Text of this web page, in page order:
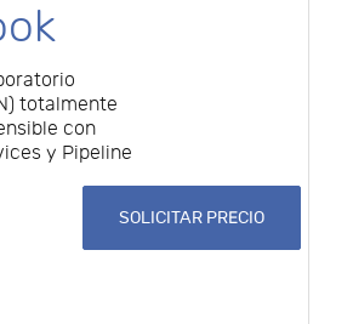
totalmente
con
y Pipeline
SOLICITAR PRECIO